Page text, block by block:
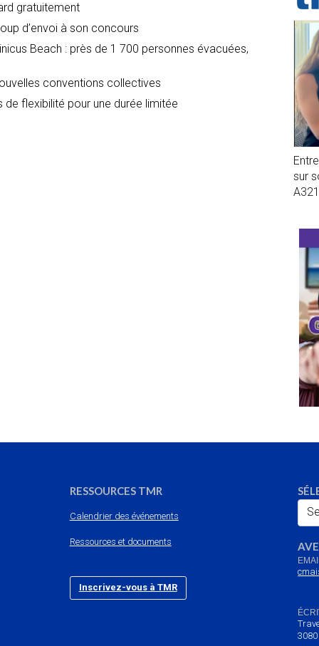
gratuitement
d’envoi à son concours
Beach : près de 1 700 personnes évacuées,
conventions collectives
flexibilité pour une durée limitée
sur
RESSOURCES TMR
Calendrier des événements
Ressources et documents
Inscrivez-vous à TMR
3080